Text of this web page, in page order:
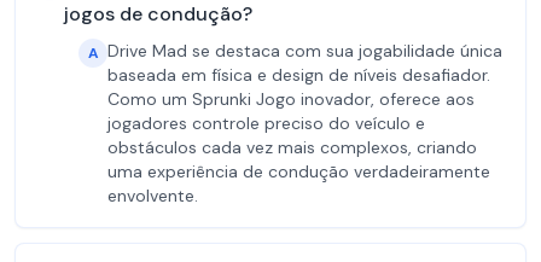
jogos de condução?
A Drive Mad se destaca com sua jogabilidade única
baseada em física e design de níveis desafiador.
Como um Sprunki Jogo inovador, oferece aos
jogadores controle preciso do veículo e
obstáculos cada vez mais complexos, criando
uma experiência de condução verdadeiramente
envolvente.